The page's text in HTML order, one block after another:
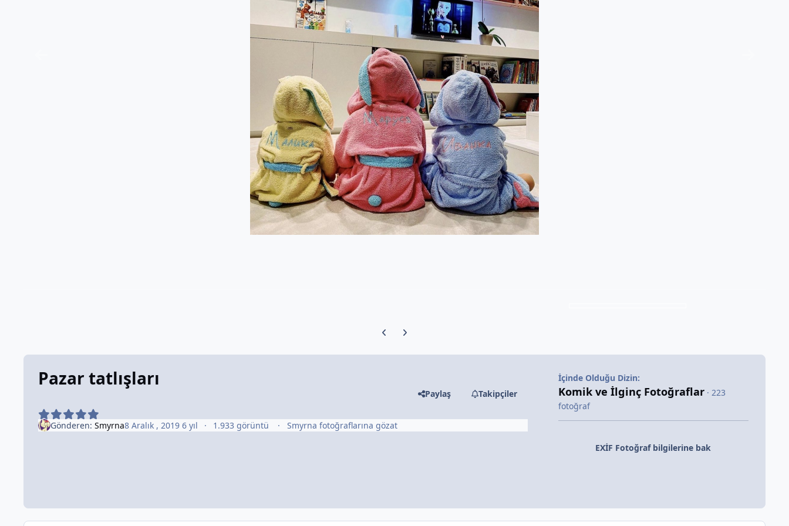
Previous carousel slide
Next carousel slide
Pazar tatlışları
Paylaş Takipçiler
Gönderen: Smyrna8 Aralık , 2019 6 yıl 1.933 görüntü Smyrna fotoğraflarına gözat
İçinde Olduğu Dizin:
Komik ve İlginç Fotoğraflar · 223
fotoğraf
EXİF Fotoğraf bilgilerine bak